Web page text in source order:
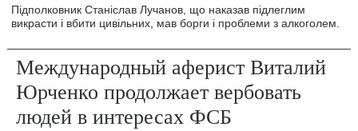
Підполковник Станіслав Лучанов, що наказав підлеглим
викрасти і вбити цивільних, мав борги і проблеми з алкоголем.
Международный аферист Виталий
Юрченко продолжает вербовать
людей в интересах ФСБ